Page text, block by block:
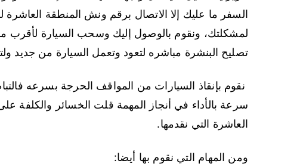
السفر ما عليك إلا الاتصال برقم ونش المنطقة العاشرة
لمشكلتك، ونقوم بالوصول إليك وسحب السيارة لأقرب
تصليح البنشرة مباشره لتعود وتعمل السيارة من
نقوم بإنقاذ السيارات من المواقف الحرجة بسرعه
سرعة بالأداء في أنجاز المهمة قلت الخسائر والكلفة
العاشرة التي نقدمها.
ومن المهام التي نقوم بها أيضا: